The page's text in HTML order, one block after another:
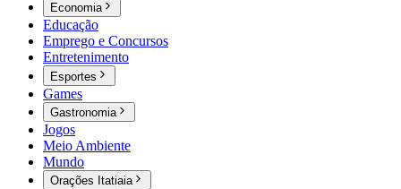
Economia
Educação
Emprego e Concursos
Entretenimento
Esportes
Games
Gastronomia
Jogos
Meio Ambiente
Mundo
Orações Itatiaia